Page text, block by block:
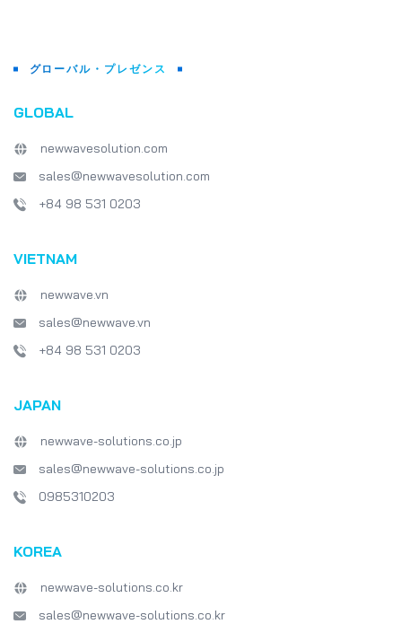
グローバル・プレゼンス
GLOBAL
newwavesolution.com
sales@newwavesolution.com
+84 98 531 0203
VIETNAM
newwave.vn
sales@newwave.vn
+84 98 531 0203
JAPAN
newwave-solutions.co.jp
sales@newwave-solutions.co.jp
0985310203
KOREA
newwave-solutions.co.kr
sales@newwave-solutions.co.kr